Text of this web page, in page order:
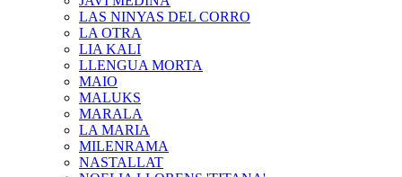
LAS NINYAS DEL CORRO
LA OTRA
LIA KALI
LLENGUA MORTA
MAIO
MALUKS
MARALA
LA MARIA
MILENRAMA
NASTALLAT